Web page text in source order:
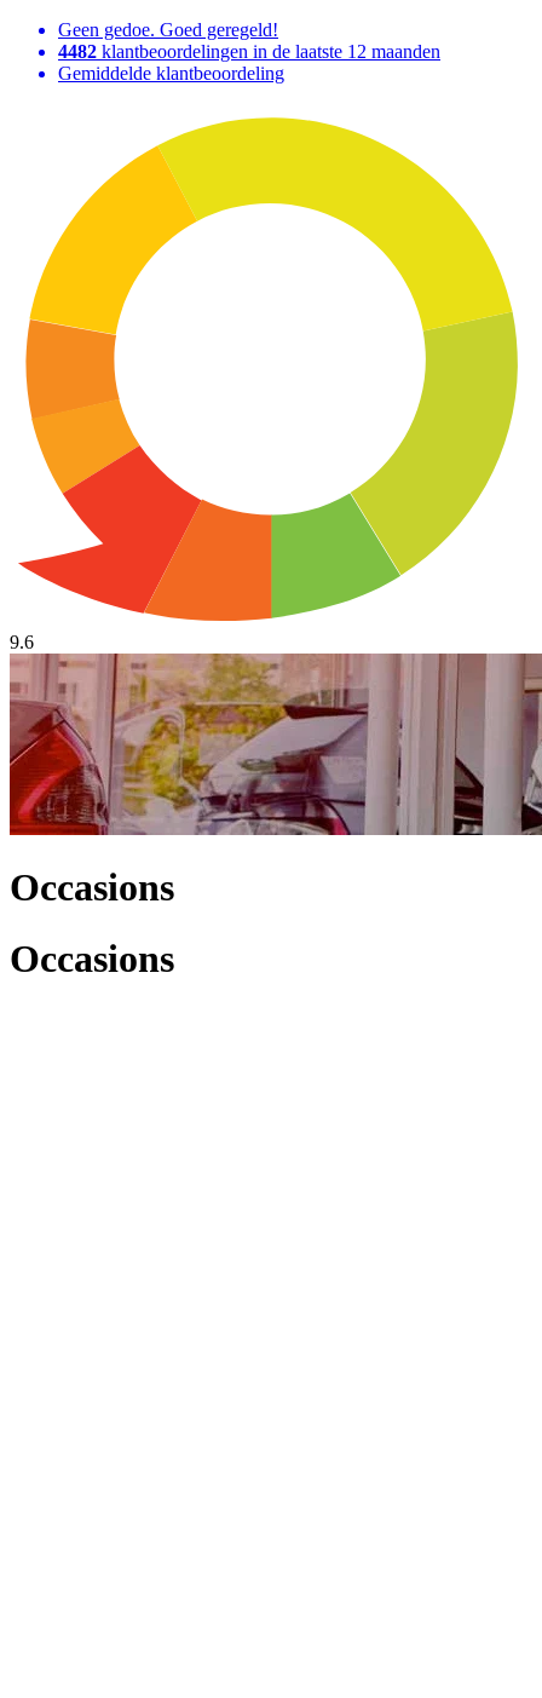
Geen gedoe. Goed geregeld!
4482 klantbeoordelingen in de laatste 12 maanden
Gemiddelde klantbeoordeling
9.6
Occasions
Occasions